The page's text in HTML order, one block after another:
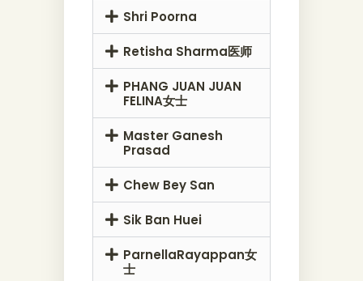
Shri Poorna
Retisha Sharma医师
PHANG JUAN JUAN
FELINA女士
Master Ganesh
Prasad
Chew Bey San
Sik Ban Huei
ParnellaRayappan女
士